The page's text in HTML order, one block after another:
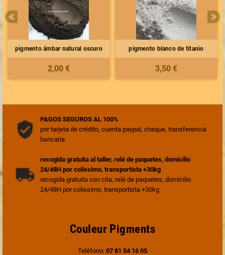
pigmento ámbar natural oscuro
2,00 €
pigmento blanco de titanio
3,50 €
PAGOS SEGUROS AL 100%
por tarjeta de crédito, cuenta paypal, cheque, transferencia
bancaria
recogida gratuita al taller, relé de paquetes, domicilio
24/48H por colissimo, transportista +30kg
recogida gratuita con cita, relé de paquetes, domicilio
24/48H por colissimo, transportista +30kg
Couleur Pigments
Teléfono: 07 81 54 16 05